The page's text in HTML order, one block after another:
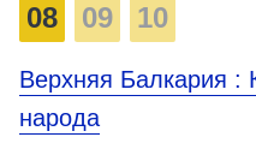
08 09 10
Верхняя Балкария :
народа